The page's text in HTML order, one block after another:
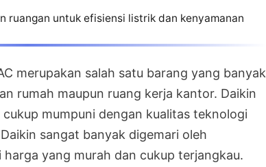
ruangan untuk efisiensi listrik dan kenyamanan
merupakan salah satu barang yang banyak
rumah maupun ruang kerja kantor. Daikin
mumpuni dengan kualitas teknologi
sangat banyak digemari oleh
yang murah dan cukup terjangkau.